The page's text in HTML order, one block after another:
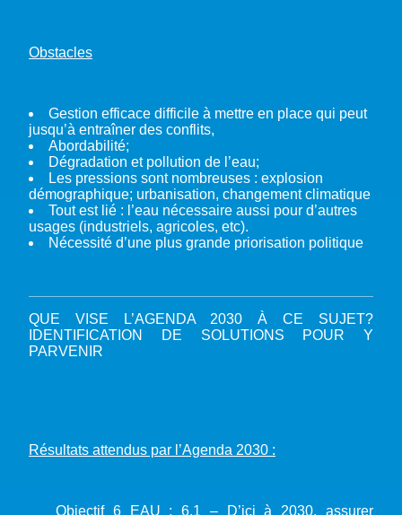
Obstacles
Gestion efficace difficile à mettre en place qui peut
jusqu’à entraîner des conflits,
Abordabilité;
Dégradation et pollution de l’eau;
Les pressions sont nombreuses : explosion
démographique; urbanisation, changement climatique
Tout est lié : l’eau nécessaire aussi pour d’autres
usages (industriels, agricoles, etc).
Nécessité d’une plus grande priorisation politique
QUE VISE L’AGENDA 2030 À CE SUJET?
IDENTIFICATION DE SOLUTIONS POUR Y
PARVENIR
Résultats attendus par l’Agenda 2030 :
Objectif 6 EAU : 6.1 – D’ici à 2030, assurer